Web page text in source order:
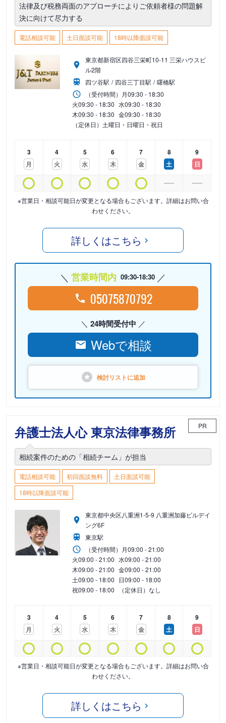
法律及び税務両面のアプローチによりご依頼者様の問題解
決に向けて尽力する
電話相談可能 土日面談可能 18時以降面談可能
東京都新宿区四谷三栄町10-11 三栄ハウスビ
ル2階
四ツ谷駅
四谷三丁目駅
曙橋駅
（受付時間） 月09:30 - 18:30
火09:30 - 18:30 水09:30 - 18:30
木09:30 - 18:30 金09:30 - 18:30
（定休日）土曜日・日曜日・祝日
3
月
4
火
5
水
6
木
7
金
8
土
9
日
※営業日・相談可能日が変更となる場合もございます。詳細はお問い合
わせください。
詳しくはこちら
営業時間内 09:30-18:30
05075870792
24時間受付中
Webで相談
検討リストに追加
弁護士法人心 東京法律事務所 PR
相続案件のための「相続チーム」が担当
電話相談可能 初回面談無料
土日面談可能
18時以降面談可能
東京都中央区八重洲1-5-9 八重洲加藤ビルデイ
ング6F
東京駅
（受付時間） 月09:00 - 21:00
火09:00 - 21:00 水09:00 - 21:00
木09:00 - 21:00 金09:00 - 21:00
土09:00 - 18:00 日09:00 - 18:00
祝09:00 - 18:00 （定休日）なし
3
月
4
火
5
水
6
木
7
金
8
土
9
日
※営業日・相談可能日が変更となる場合もございます。詳細はお問い合
わせください。
詳しくはこちら